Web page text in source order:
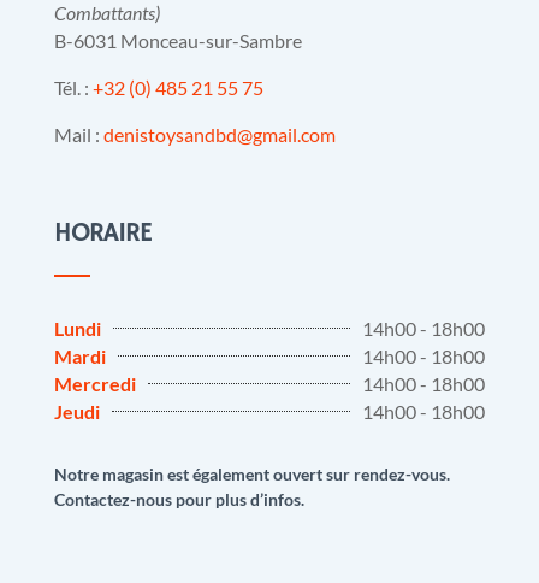
Combattants)
B-6031 Monceau-sur-Sambre
Tél. : +32 (0) 485 21 55 75
Mail : denistoysandbd@gmail.com
HORAIRE
Lundi
14h00 - 18h00
Mardi
14h00 - 18h00
Mercredi
14h00 - 18h00
Jeudi
14h00 - 18h00
Notre magasin est également ouvert sur rendez-vous.
Contactez-nous pour plus d’infos.